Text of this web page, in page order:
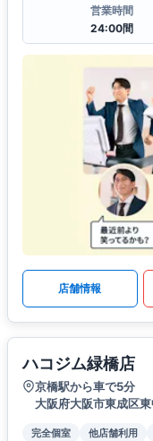
営業時間
24:00間
店舗情報
ハコジム緑橋店
京橋駅から車で5分
大阪府大阪市東成区
完全個室 他店舗利用